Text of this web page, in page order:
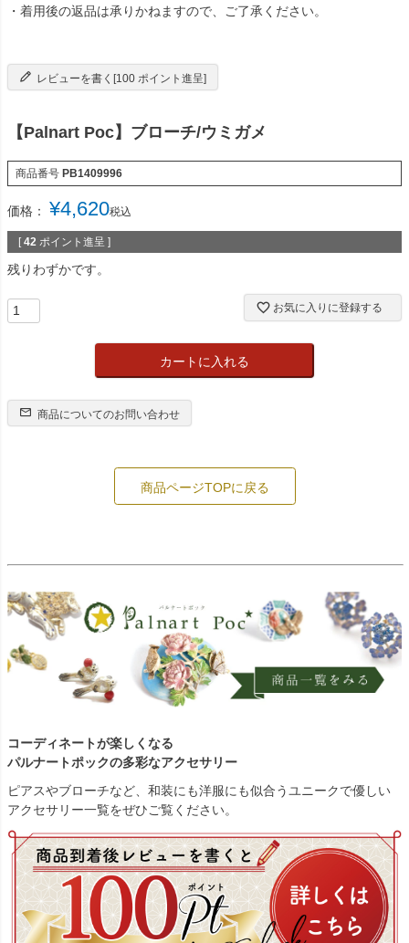
・着用後の返品は承りかねますので、ご了承ください。
レビューを書く[100 ポイント進呈]
【Palnart Poc】ブローチ/ウミガメ
商品番号 PB1409996
価格： ¥4,620税込
[ 42 ポイント進呈 ]
残りわずかです。
お気に入りに登録する
カートに入れる
商品についてのお問い合わせ
商品ページTOPに戻る
コーディネートが楽しくなる
パルナートポックの多彩なアクセサリー
ピアスやブローチなど、和装にも洋服にも似合うユニークで優しい
アクセサリー一覧をぜひご覧ください。